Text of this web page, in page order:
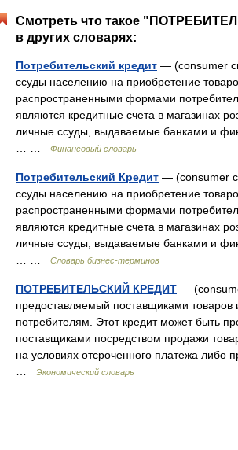
Смотреть что такое
в других словарях:
Потребительский кредит — (consumer
ссуды населению на приобретение
распространенными формами
являются кредитные счета в магазинах
личные ссуды, выдаваемые банками и
Финансовый словарь
Потребительский Кредит — (consumer
ссуды населению на приобретение
распространенными формами
являются кредитные счета в магазинах
личные ссуды, выдаваемые банками и
Словарь бизнес-терминов
ПОТРЕБИТЕЛЬСКИЙ КРЕДИТ —
предоставляемый поставщиками товаров
потребителям. Этот кредит может быть
поставщиками посредством продажи
на условиях отсроченного платежа либо
Экономический словарь